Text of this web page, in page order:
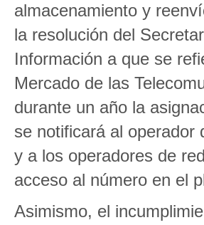
almacenamiento y
la resolución del
Información a que se
Mercado de las
durante un año la
se notificará al operador
y a los operadores de
acceso al número en el
Asimismo, el